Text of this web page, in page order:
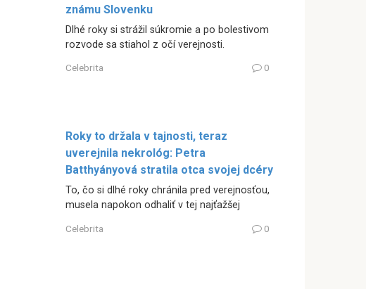
známu Slovenku
Dlhé roky si strážil súkromie a po bolestivom
rozvode sa stiahol z očí verejnosti.
Celebrita 0
Roky to držala v tajnosti, teraz
uverejnila nekrológ: Petra
Batthyányová stratila otca svojej dcéry
To, čo si dlhé roky chránila pred verejnosťou,
musela napokon odhaliť v tej najťažšej
Celebrita 0